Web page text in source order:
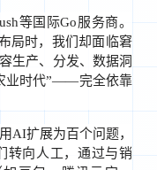
等国际Go服务商。
局时，我们却面临窘
生产、分发、数据洞
业时代”——完全依靠
AI扩展为百个问题，
转向人工，通过与销